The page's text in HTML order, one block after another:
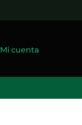
Mi cuenta